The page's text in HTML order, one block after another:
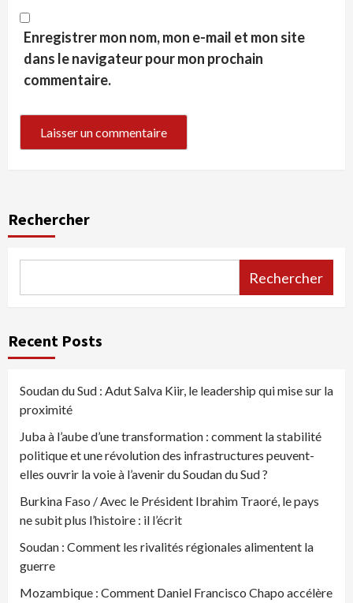
Enregistrer mon nom, mon e-mail et mon site
dans le navigateur pour mon prochain
commentaire.
Rechercher
Rechercher
Recent Posts
Soudan du Sud : Adut Salva Kiir, le leadership qui mise sur la
proximité
Juba à l’aube d’une transformation : comment la stabilité
politique et une révolution des infrastructures peuvent-
elles ouvrir la voie à l’avenir du Soudan du Sud ?
Burkina Faso / Avec le Président Ibrahim Traoré, le pays
ne subit plus l’histoire : il l’écrit
Soudan : Comment les rivalités régionales alimentent la
guerre
Mozambique : Comment Daniel Francisco Chapo accélère